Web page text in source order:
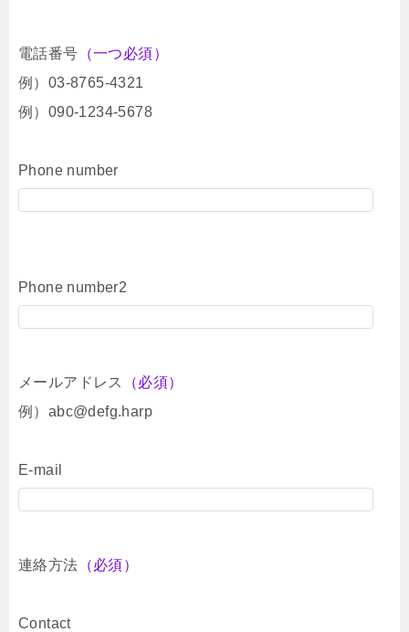
電話番号 （一つ必須）
例）03-8765-4321
例）090-1234-5678
Phone number
Phone number2
メールアドレス
（必須）
例）abc@defg.harp
E-mail
連絡方法 （必須）
Contact